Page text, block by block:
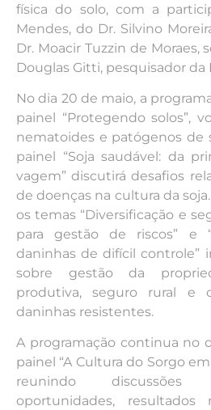
física do solo, com a
Mendes, do Dr. Silvino
Dr. Moacir Tuzzin de Moraes,
Douglas Gitti, pesquisador da
No dia 20 de maio, a
painel “Protegendo solos”,
nematoides e patógenos de
painel “Soja saudável: da
vagem” discutirá desafios
de doenças na cultura da
os temas “Diversificação e
para gestão de riscos” e
daninhas de difícil controle”
sobre gestão da
produtiva, seguro rural e
daninhas resistentes.
A programação continua no
painel “A Cultura do Sorgo
reunindo discussões
oportunidades, resultados